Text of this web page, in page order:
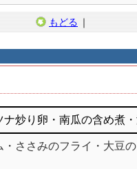
もどる ｜
ナ炒り卵・南瓜の含め煮
・ささみのフライ・大豆